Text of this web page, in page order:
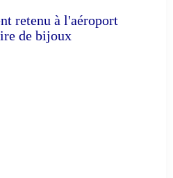
retenu à l'aéroport
de bijoux